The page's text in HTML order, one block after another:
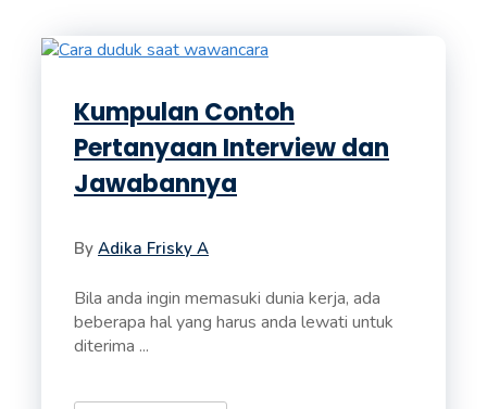
Kumpulan Contoh
Pertanyaan Interview dan
Jawabannya
By Adika Frisky A
Bila anda ingin memasuki dunia kerja, ada
beberapa hal yang harus anda lewati untuk
diterima ...